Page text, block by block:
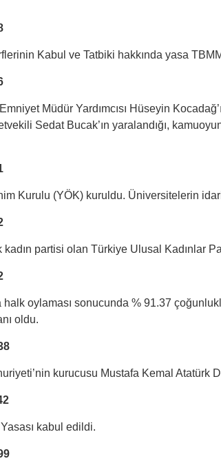
Kabul ve Tatbiki hakkında yasa
Müdür Yardımcısı Hüseyin
Sedat Bucak’ın yaralandığı,
Kurulu (YÖK) kuruldu. Üniversitelerin idari
kadın partisi olan Türkiye Ulusal Kadınlar
halk oylaması sonucunda % 91.37
oldu.
kurucusu Mustafa Kemal Atatürk
kabul edildi.